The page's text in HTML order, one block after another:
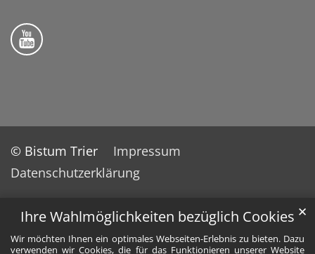
Ihre Wahlmöglichkeiten bezüglich Cookies
Wir möchten Ihnen ein optimales Webseiten-Erlebnis zu bieten. Dazu
verwenden wir Cookies, die für das Funktionieren unserer Website
✕
Folge uns auf YouTube
© Bistum Trier
Impressum
Datenschutzerklärung